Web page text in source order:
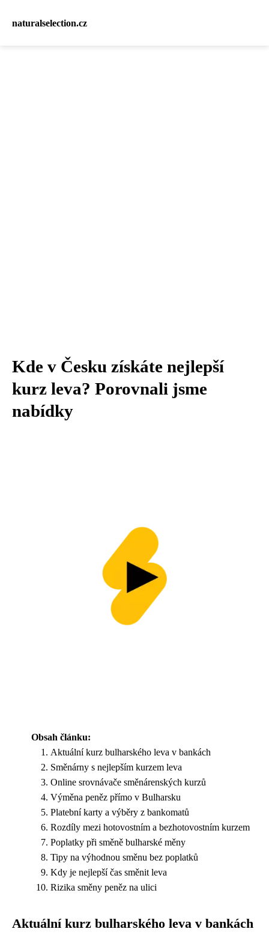
naturalselection.cz
Kde v Česku získáte nejlepší
kurz leva? Porovnali jsme
nabídky
Obsah článku:
Aktuální kurz bulharského leva v bankách
Směnárny s nejlepším kurzem leva
Online srovnávače směnárenských kurzů
Výměna peněz přímo v Bulharsku
Platební karty a výběry z bankomatů
Rozdíly mezi hotovostním a bezhotovostním kurzem
Poplatky při směně bulharské měny
Tipy na výhodnou směnu bez poplatků
Kdy je nejlepší čas směnit leva
Rizika směny peněz na ulici
Aktuální kurz bulharského leva v bankách